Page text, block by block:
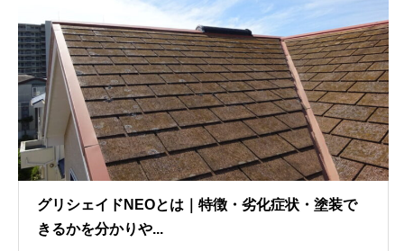
グリシェイドNEOとは｜特徴・劣化症状・塗装で
きるかを分かりや...